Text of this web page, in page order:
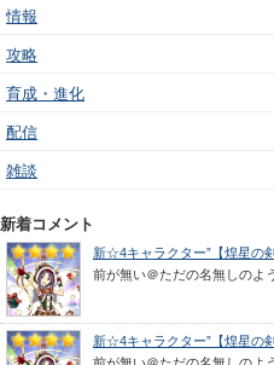
情報
攻略
育成・進化
配信
雑談
新着コメント
新☆4キャラクター”【煌星の
前が無い＠ただの名無しのよ
新☆4キャラクター”【煌星の